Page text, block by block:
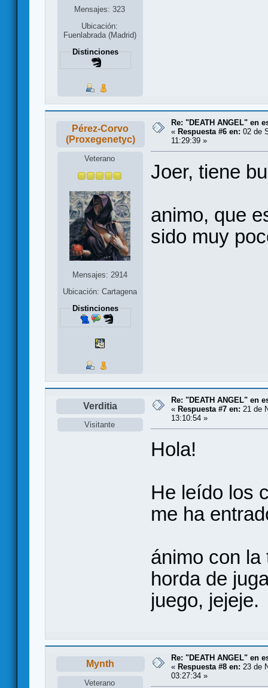
Mensajes: 323
Ubicación:
Fuenlabrada (Madrid)
Distinciones
Pérez-Corvo
(Proxegenetyc)
Veterano
Mensajes: 2914
Ubicación: Cartagena
Distinciones
Re: "DEATH ANGEL" en
« Respuesta #6 en: 02 de
11:29:39 »
Joer, tiene
animo, que
sido muy
Verditia
Visitante
Re: "DEATH ANGEL" en
« Respuesta #7 en: 21 de
13:10:54 »
Hola!
He leído los
me ha
ánimo con
horda de
juego, jejeje.
Mynth
Veterano
Re: "DEATH ANGEL" en
« Respuesta #8 en: 23 de
03:27:34 »